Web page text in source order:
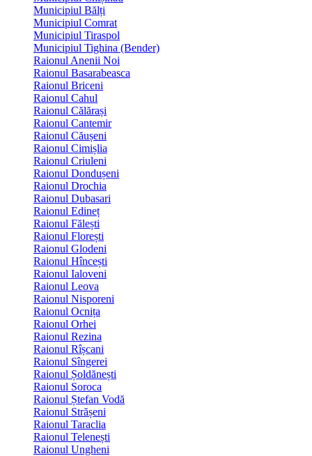
Municipiul Bălți
Municipiul Comrat
Municipiul Tiraspol
Municipiul Tighina (Bender)
Raionul Anenii Noi
Raionul Basarabeasca
Raionul Briceni
Raionul Cahul
Raionul Călărași
Raionul Cantemir
Raionul Căușeni
Raionul Cimișlia
Raionul Criuleni
Raionul Dondușeni
Raionul Drochia
Raionul Dubasari
Raionul Edineț
Raionul Fălești
Raionul Florești
Raionul Glodeni
Raionul Hîncești
Raionul Ialoveni
Raionul Leova
Raionul Nisporeni
Raionul Ocnița
Raionul Orhei
Raionul Rezina
Raionul Rîșcani
Raionul Sîngerei
Raionul Șoldănești
Raionul Soroca
Raionul Ștefan Vodă
Raionul Strășeni
Raionul Taraclia
Raionul Telenești
Raionul Ungheni